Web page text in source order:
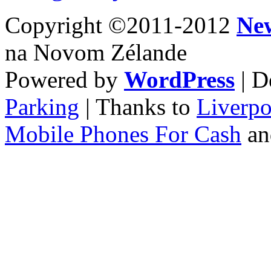
Copyright ©2011-2012
na Novom Zélande
Powered by WordPress |
Parking | Thanks to
Mobile Phones For Cash